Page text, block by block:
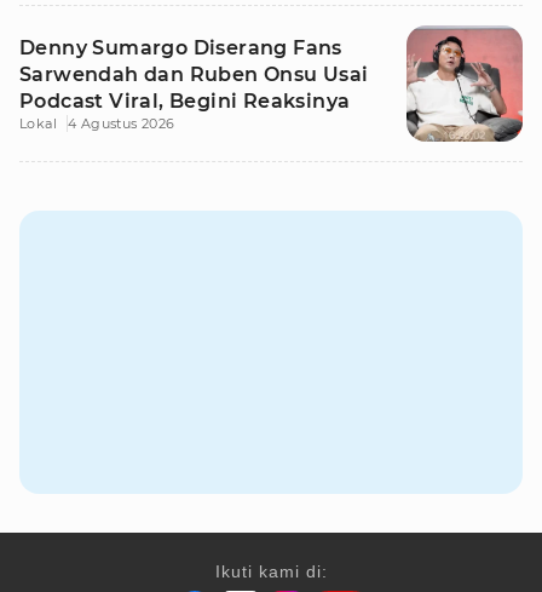
Denny Sumargo Diserang Fans
Sarwendah dan Ruben Onsu Usai
Podcast Viral, Begini Reaksinya
Lokal 4 Agustus 2026
Ikuti kami di: